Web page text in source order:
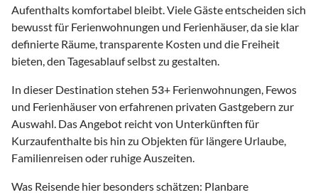
Aufenthalts komfortabel bleibt. Viele Gäste entscheiden sich
bewusst für Ferienwohnungen und Ferienhäuser, da sie klar
definierte Räume, transparente Kosten und die Freiheit
bieten, den Tagesablauf selbst zu gestalten.
In dieser Destination stehen 53+ Ferienwohnungen, Fewos
und Ferienhäuser von erfahrenen privaten Gastgebern zur
Auswahl. Das Angebot reicht von Unterkünften für
Kurzaufenthalte bis hin zu Objekten für längere Urlaube,
Familienreisen oder ruhige Auszeiten.
Was Reisende hier besonders schätzen: Planbare